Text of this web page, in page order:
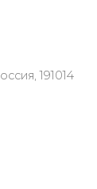
191014